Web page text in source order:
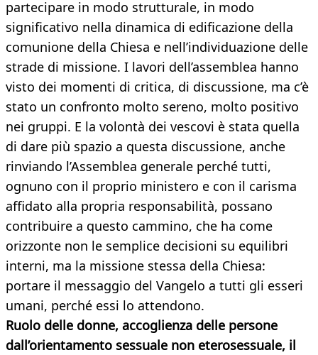
partecipare in modo strutturale, in modo
significativo nella dinamica di edificazione della
comunione della Chiesa e nell’individuazione delle
strade di missione. I lavori dell’assemblea hanno
visto dei momenti di critica, di discussione, ma c’è
stato un confronto molto sereno, molto positivo
nei gruppi. E la volontà dei vescovi è stata quella
di dare più spazio a questa discussione, anche
rinviando l’Assemblea generale perché tutti,
ognuno con il proprio ministero e con il carisma
affidato alla propria responsabilità, possano
contribuire a questo cammino, che ha come
orizzonte non le semplice decisioni su equilibri
interni, ma la missione stessa della Chiesa:
portare il messaggio del Vangelo a tutti gli esseri
umani, perché essi lo attendono.
Ruolo delle donne, accoglienza delle persone
dall’orientamento sessuale non eterosessuale, il